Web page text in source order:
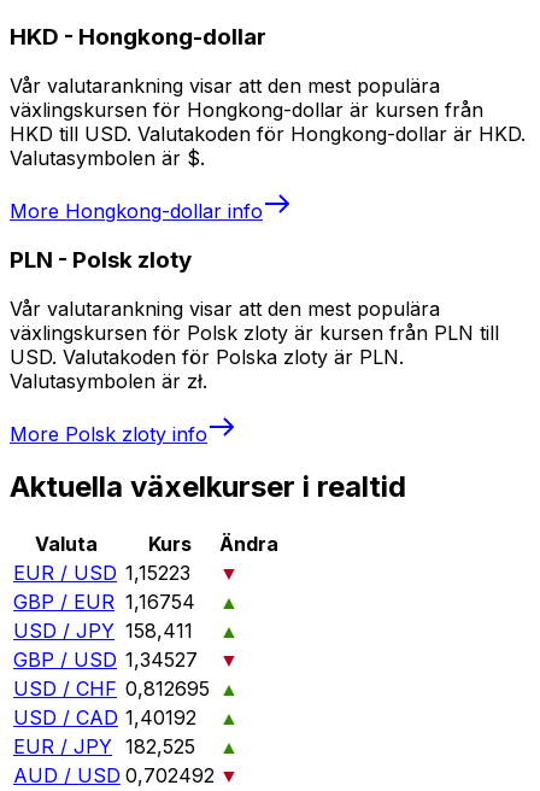
HKD - Hongkong-dollar
Vår valutarankning visar att den mest populära
växlingskursen för Hongkong-dollar är kursen från
HKD till USD. Valutakoden för Hongkong-dollar är HKD.
Valutasymbolen är $.
More Hongkong-dollar info
PLN - Polsk zloty
Vår valutarankning visar att den mest populära
växlingskursen för Polsk zloty är kursen från PLN till
USD. Valutakoden för Polska zloty är PLN.
Valutasymbolen är zł.
More Polsk zloty info
Aktuella växelkurser i realtid
Valuta Kurs
Ändra
EUR / USD 1,15223
▼
GBP / EUR 1,16754
▲
USD / JPY 158,411
▲
GBP / USD 1,34527
▼
USD / CHF 0,812695 ▲
USD / CAD 1,40192
▲
EUR / JPY 182,525
▲
AUD / USD 0,702492 ▼